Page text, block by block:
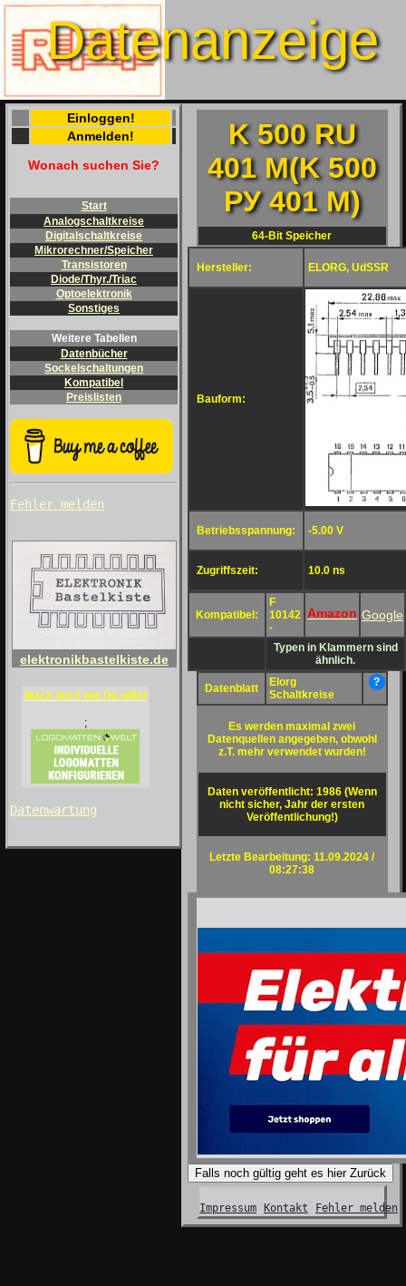
Datenanzeige
Einloggen!
Anmelden!
Wonach suchen Sie?
Start
Analogschaltkreise
Digitalschaltkreise
Mikrorechner/Speicher
Transistoren
Diode/Thyr./Triac
Optoelektronik
Sonstiges
Weitere Tabellen
Datenbücher
Sockelschaltungen
Kompatibel
Preislisten
Fehler melden
elektronikbastelkiste.de
Mach doch wie Du willst
;
Datenwartung
K 500 RU
401 M(K 500
PУ 401 M)
64-Bit Speicher
Hersteller: ELORG, UdSSR
Bauform:
Betriebsspannung: -5.00 V
Zugriffszeit: 10.0 ns
Kompatibel:
F
10142
-
Amazon Google
Typen in Klammern sind
ähnlich.
Datenblatt
Elorg
Schaltkreise
?
Es werden maximal zwei
Datenquellen angegeben, obwohl
z.T. mehr verwendet wurden!
Daten veröffentlicht: 1986 (Wenn
nicht sicher, Jahr der ersten
Veröffentlichung!)
Letzte Bearbeitung: 11.09.2024 /
08:27:38
Falls noch gültig geht es hier Zurück
Impressum Kontakt Fehler melden